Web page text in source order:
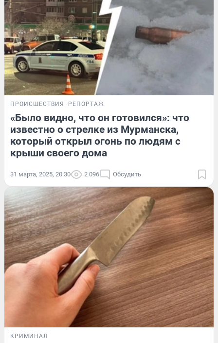
ПРОИСШЕСТВИЯ РЕПОРТАЖ
«Было видно, что он готовился»: что
известно о стрелке из Мурманска,
который открыл огонь по людям с
крыши своего дома
31 марта, 2025, 20:30 2 096 Обсудить
КРИМИНАЛ